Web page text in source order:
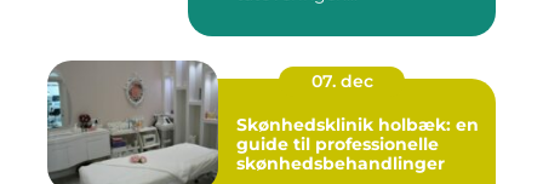
07. dec
Skønhedsklinik holbæk: en
guide til professionelle
skønhedsbehandlinger